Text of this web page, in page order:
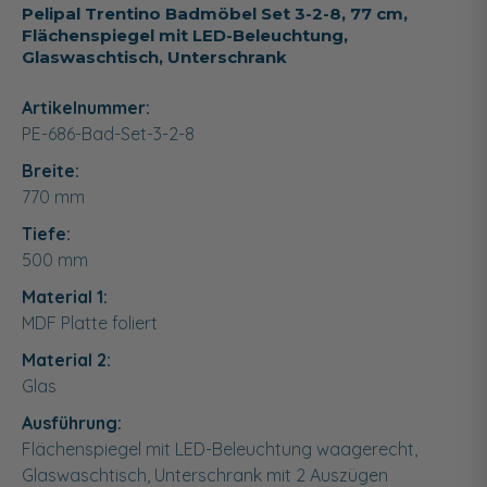
Pelipal Trentino Badmöbel Set 3-2-8, 77 cm,
Flächenspiegel mit LED-Beleuchtung,
Glaswaschtisch, Unterschrank
Artikelnummer:
PE-686-Bad-Set-3-2-8
Breite:
770 mm
Tiefe:
500 mm
Material 1:
MDF Platte foliert
Material 2:
Glas
Ausführung:
Flächenspiegel mit LED-Beleuchtung waagerecht,
Glaswaschtisch, Unterschrank mit 2 Auszügen